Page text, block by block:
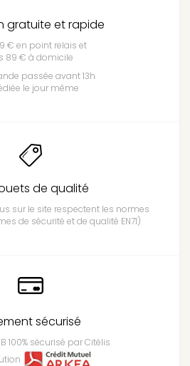
gratuite et rapide
€ en point relais et
89 € à domicile
passée avant 13h
le jour même
de qualité
sur le site respectent les normes
de sécurité et de qualité EN71)
sécurisé
100% sécurisé par Citélis